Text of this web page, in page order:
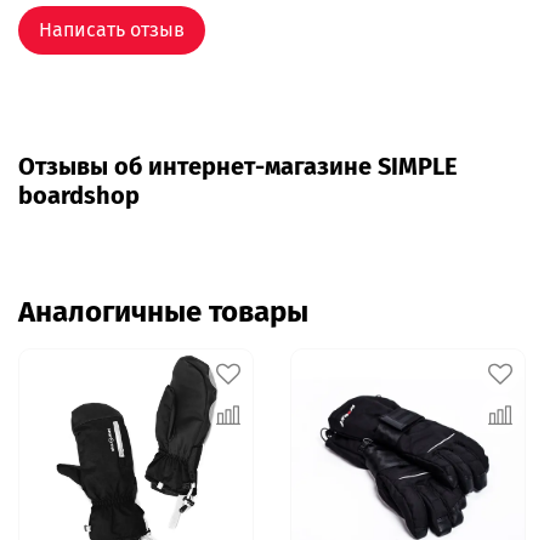
Написать отзыв
Отзывы об интернет-магазине SIMPLE
boardshop
Аналогичные товары